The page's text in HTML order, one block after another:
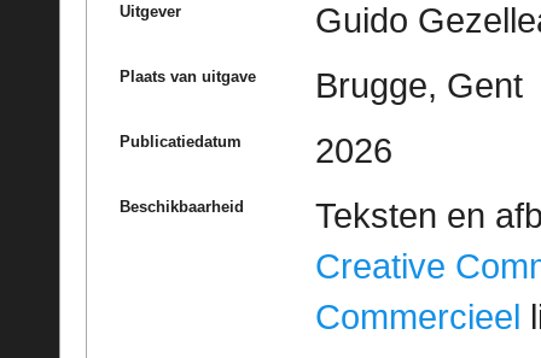
Uitgever Guido
Plaats van uitgave Brugge, Gent
Publicatiedatum 2026
Beschikbaarheid
Teksten en
Creative
Commercieel